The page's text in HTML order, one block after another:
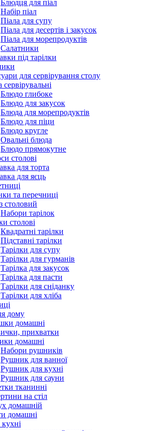
Блюдця для піал
Набір піал
Піала для супу
Піала для десертів і закусок
Піала для морепродуктів
Салатники
під тарілки
для сервірування столу
Блюдо глибоке
Блюдо для закусок
Блюда для морепродуктів
Блюдо для піци
Блюдо кругле
Овальні блюда
Блюдо прямокутне
столові
для торта
для яєць
та перечниці
столовий
Набори тарілок
столові
Квадратні тарілки
Підставні тарілки
Тарілки для супу
Тарілки для гурманів
Тарілка для закусок
Тарілка для пасти
Тарілки для сніданку
Тарілки для хліба
дому
домашні
прихватки
домашні
Набори рушників
Рушник для ванної
Рушник для кухні
Рушник для сауни
тканинні
на стіл
домашній
домашні